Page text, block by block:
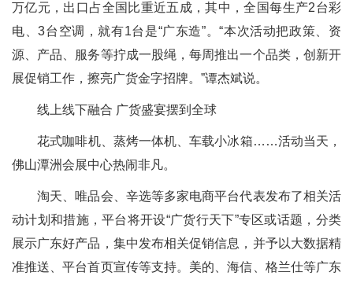
万亿元，出口占全国比重近五成，其中，全国每生产2台彩
电、3台空调，就有1台是“广东造”。“本次活动把政策、资
源、产品、服务等拧成一股绳，每周推出一个品类，创新开
展促销工作，擦亮广货金字招牌。”谭杰斌说。
线上线下融合 广货盛宴摆到全球
花式咖啡机、蒸烤一体机、车载小冰箱……活动当天，
佛山潭洲会展中心热闹非凡。
淘天、唯品会、辛选等多家电商平台代表发布了相关活
动计划和措施，平台将开设“广货行天下”专区或话题，分类
展示广东好产品，集中发布相关促销信息，并予以大数据精
准推送、平台首页宣传等支持。美的、海信、格兰仕等广东